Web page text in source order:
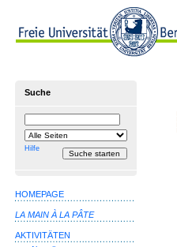
Suche
einschränken
Hilfe
HOMEPAGE
LA MAIN À LA PÂTE
AKTIVITÄTEN